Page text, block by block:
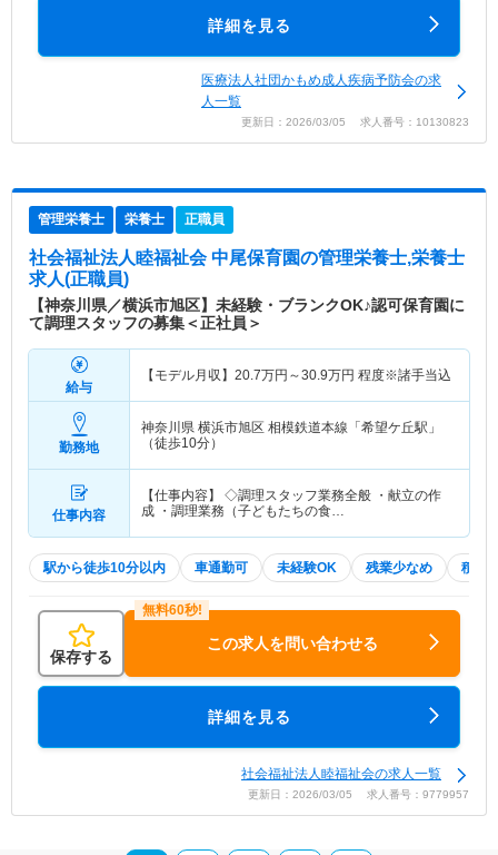
詳細を見る
医療法人社団かもめ成人疾病予防会の求
人一覧
更新日：2026/03/05 求人番号：10130823
管理栄養士 栄養士 正職員
社会福祉法人睦福祉会 中尾保育園の管理栄養士,栄養士
求人(正職員)
【神奈川県／横浜市旭区】未経験・ブランクOK♪認可保育園に
て調理スタッフの募集＜正社員＞
給与
【モデル月収】 20.7万円～30.9万円 程度※諸手当込
勤務地
神奈川県 横浜市旭区 相模鉄道本線「希望ケ丘駅」
（徒歩10分）
仕事内容
【仕事内容】 ◇調理スタッフ業務全般 ・献立の作
成 ・調理業務（子どもたちの食…
駅から徒歩10分以内 車通勤可 未経験OK 残業少なめ 積極
保存する
この求人を問い合わせる
詳細を見る
社会福祉法人睦福祉会の求人一覧
更新日：2026/03/05 求人番号：9779957